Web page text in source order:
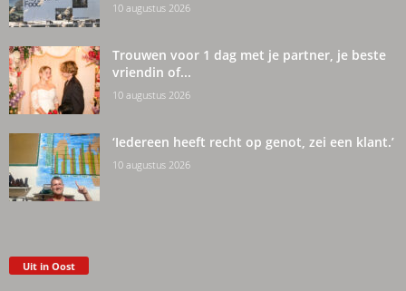
10 augustus 2026
Trouwen voor 1 dag met je partner, je beste
vriendin of...
10 augustus 2026
‘Iedereen heeft recht op genot, zei een klant.’
10 augustus 2026
Uit in Oost